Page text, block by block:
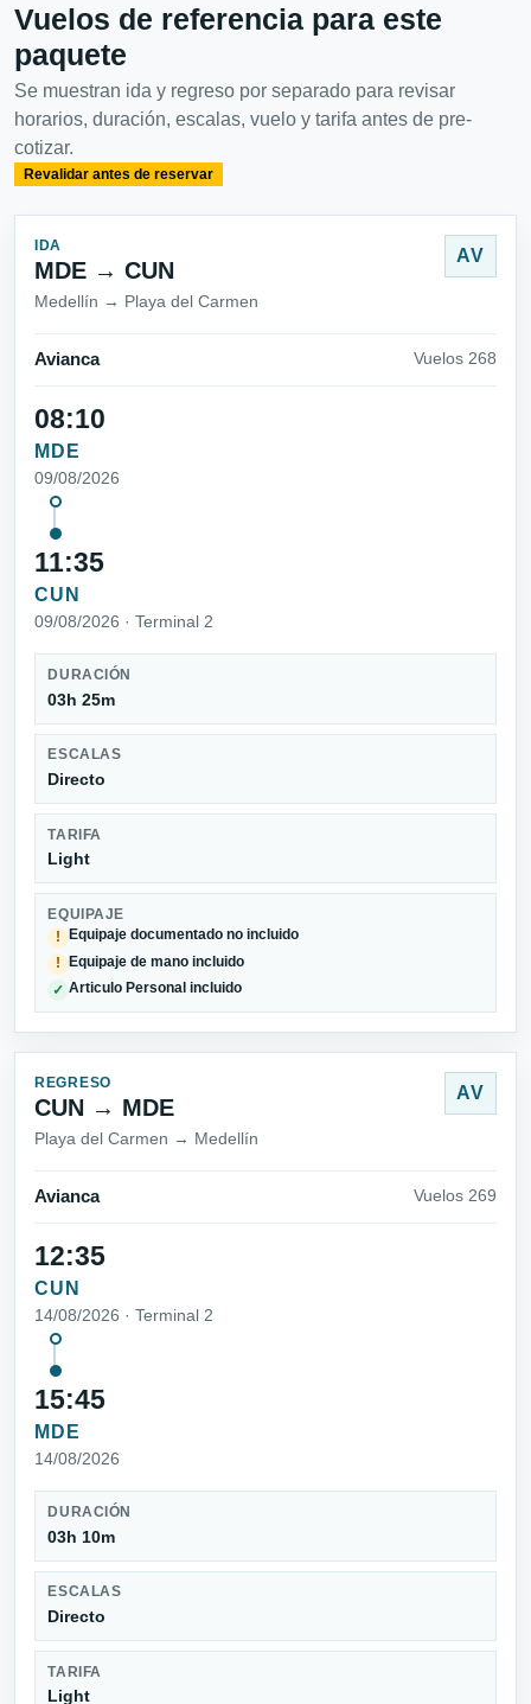
Vuelos de referencia para este
paquete
Se muestran ida y regreso por separado para revisar
horarios, duración, escalas, vuelo y tarifa antes de pre-
cotizar.
Revalidar antes de reservar
IDA
MDE → CUN
Medellín → Playa del Carmen
AV
Avianca Vuelos 268
08:10
MDE
09/08/2026
11:35
CUN
09/08/2026 · Terminal 2
DURACIÓN
03h 25m
ESCALAS
Directo
TARIFA
Light
EQUIPAJE
!
Equipaje documentado no incluido
! Equipaje de mano incluido
✓ Articulo Personal incluido
REGRESO
CUN → MDE
Playa del Carmen → Medellín
AV
Avianca Vuelos 269
12:35
CUN
14/08/2026 · Terminal 2
15:45
MDE
14/08/2026
DURACIÓN
03h 10m
ESCALAS
Directo
TARIFA
Light